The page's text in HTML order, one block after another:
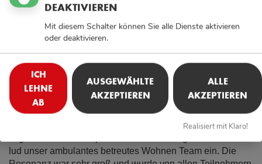
FROHE OSTERN
Das Osterfrühstück im SKM ist ein besonderer Anlass der
Gemeinschaft, Freude und Tradition vereint.
lud unser ambulantes betreutes Wohnen Team ein. Die
DEAKTIVIEREN
Mit diesem Schalter können Sie alle Dienste aktivieren
oder deaktivieren.
ICH
LEHNE
AB
AUSGEWÄHLTE
AKZEPTIEREN
ALLE
AKZEPTIEREN
Realisiert mit Klaro!